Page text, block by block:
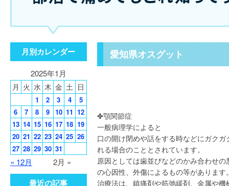
愛知県オスグット
✤顎関節
一般病理学によると
口の開け閉めや話をする時などにガク
れる場合のこととされています。
原因としては歯並びなどのかみ合わせ
の心因性、外傷によるもの等があります
治療法は、鎮痛剤や筋弛緩剤、金属や
月別カレンダー
2025年1月
月 火 水 木 金 土 日
« 12月 2月 »
1 2 3 4
5
6
7 8 9 10 11 12
13 14 15 16 17 18 19
20 21 22 23 24 25 26
27 28 29 30 31
最近の記事